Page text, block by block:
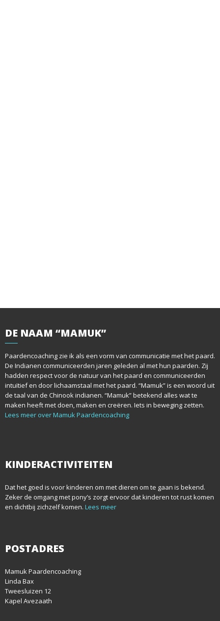
DE NAAM “MAMUK”
Paardencoaching zie ik als een vorm van communicatie met het paard.
De Indianen communiceerden jaren geleden al met hun paarden. Zij
hadden respect voor de natuur van het paard en communiceerden
intuïtief en door lichaamstaal met het paard. “Mamuk” is een woord uit
de taal van de Chinook indianen. “Mamuk” betekend alles wat te
maken heeft met doen, maken en creëren. Iets in beweging zetten.
Lees meer over Mamuk Paardencoaching
KINDERACTIVITEITEN
Dat het goed is voor kinderen om met dieren om te gaan is bekend.
Zeker de omgang met pony’s zorgt ervoor dat kinderen tot rust komen
en dichtbij zichzelf komen. Lees meer
POSTADRES
Mamuk Paardencoaching
Linda Bax
Tweesluizen 12
Kapel Avezaath